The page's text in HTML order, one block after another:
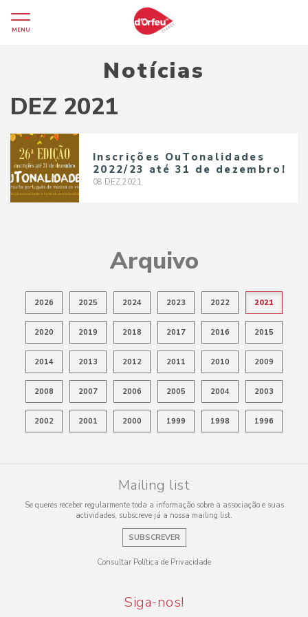
MENU
Notícias
DEZ 2021
Inscrições OuTonalidades
2022/23 até 31 de dezembro!
08 DEZ 2021
Arquivo
2026 2025 2024 2023 2022 2021
2020 2019 2018 2017 2016 2015
2014 2013 2012 2011 2010 2009
2008 2007 2006 2005 2004 2003
2002 2001 2000 1999 1998 1996
Mailing list
Se queres receber regularmente toda a informação sobre a associação e suas
actividades, subscreve já a nossa mailing list.
SUBSCREVER
Consultar Política de Privacidade
Siga-nos!